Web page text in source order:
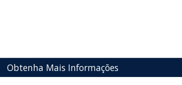
Obtenha Mais Informações